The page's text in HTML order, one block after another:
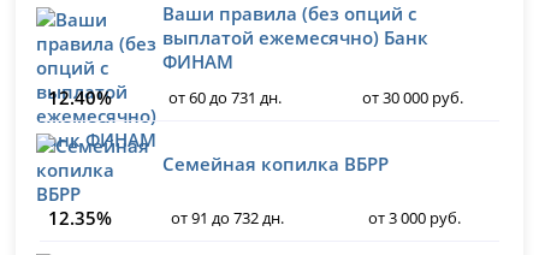
Ваши правила (без опций с
выплатой ежемесячно) Банк
ФИНАМ
12.40%
от 60 до 731 дн. от 30 000 руб.
Семейная копилка ВБРР
12.35% от 91 до 732 дн. от 3 000 руб.